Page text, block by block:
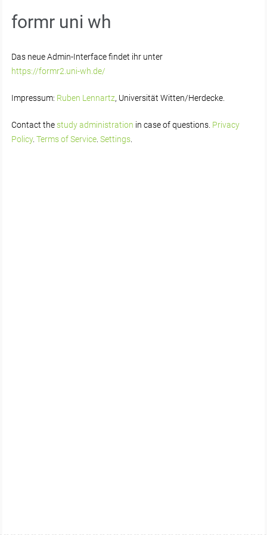
formr uni wh
Das neue Admin-Interface findet ihr unter
https://formr2.uni-wh.de/
Impressum: Ruben Lennartz, Universität Witten/Herdecke.
Contact the study administration in case of questions. Privacy
Policy. Terms of Service Settings